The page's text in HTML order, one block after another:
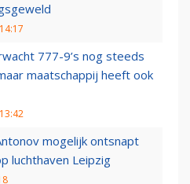
777-9’s nog steeds
maatschappij heeft ook
mogelijk ontsnapt
luchthaven Leipzig